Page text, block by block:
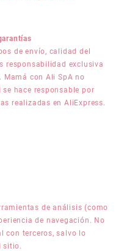
de envío, calidad del
responsabilidad exclusiva
Mamá con Ali SpA no
hace responsable por
realizadas en AliExpress.
de análisis (como
de navegación. No
con terceros, salvo lo
sitio.